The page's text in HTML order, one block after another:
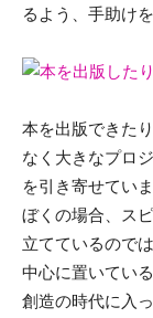
るよう、手助け
本を出版できた
なく大きなプロ
を引き寄せていま
ぼくの場合、ス
立てているので
中心に置いてい
創造の時代に入